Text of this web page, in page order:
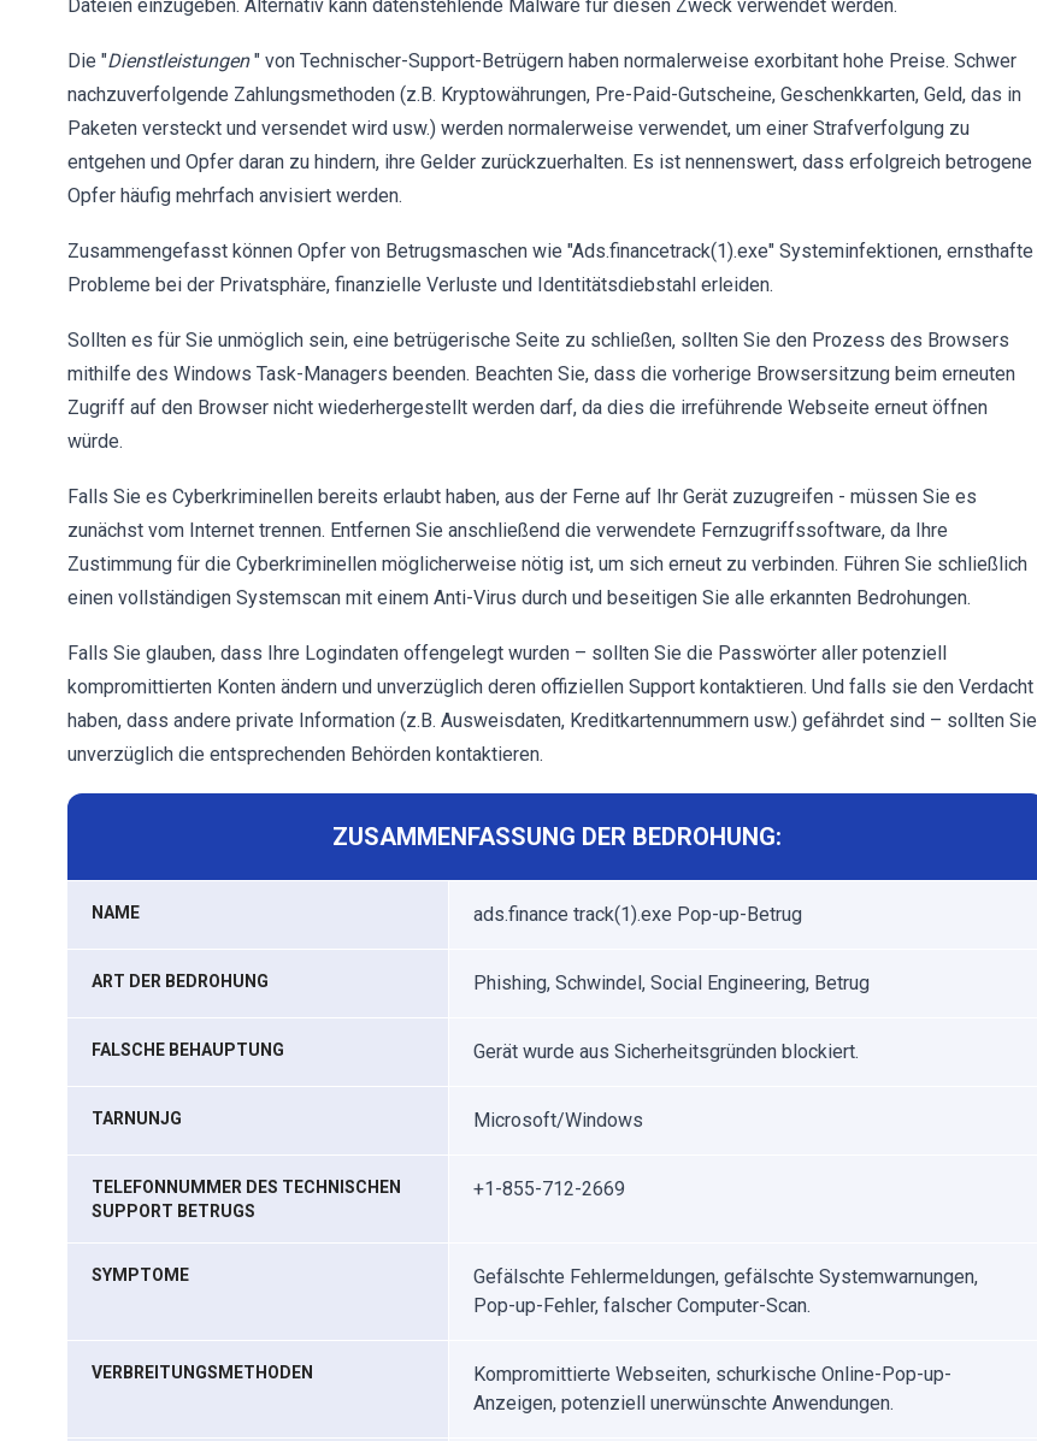
Dateien einzugeben. Alternativ kann datenstehlende Malware für diesen Zweck verwendet werden.
Die "Dienstleistungen " von Technischer-Support-Betrügern haben normalerweise exorbitant hohe Preise. Schwer
nachzuverfolgende Zahlungsmethoden (z.B. Kryptowährungen, Pre-Paid-Gutscheine, Geschenkkarten, Geld, das in
Paketen versteckt und versendet wird usw.) werden normalerweise verwendet, um einer Strafverfolgung zu
entgehen und Opfer daran zu hindern, ihre Gelder zurückzuerhalten. Es ist nennenswert, dass erfolgreich betrogene
Opfer häufig mehrfach anvisiert werden.
Zusammengefasst können Opfer von Betrugsmaschen wie "Ads.financetrack(1).exe" Systeminfektionen, ernsthafte
Probleme bei der Privatsphäre, finanzielle Verluste und Identitätsdiebstahl erleiden.
Sollten es für Sie unmöglich sein, eine betrügerische Seite zu schließen, sollten Sie den Prozess des Browsers
mithilfe des Windows Task-Managers beenden. Beachten Sie, dass die vorherige Browsersitzung beim erneuten
Zugriff auf den Browser nicht wiederhergestellt werden darf, da dies die irreführende Webseite erneut öffnen
würde.
Falls Sie es Cyberkriminellen bereits erlaubt haben, aus der Ferne auf Ihr Gerät zuzugreifen - müssen Sie es
zunächst vom Internet trennen. Entfernen Sie anschließend die verwendete Fernzugriffssoftware, da Ihre
Zustimmung für die Cyberkriminellen möglicherweise nötig ist, um sich erneut zu verbinden. Führen Sie schließlich
einen vollständigen Systemscan mit einem Anti-Virus durch und beseitigen Sie alle erkannten Bedrohungen.
Falls Sie glauben, dass Ihre Logindaten offengelegt wurden – sollten Sie die Passwörter aller potenziell
kompromittierten Konten ändern und unverzüglich deren offiziellen Support kontaktieren. Und falls sie den Verdacht
haben, dass andere private Information (z.B. Ausweisdaten, Kreditkartennummern usw.) gefährdet sind – sollten Sie
unverzüglich die entsprechenden Behörden kontaktieren.
ZUSAMMENFASSUNG DER BEDROHUNG:
NAME ads.finance track(1).exe Pop-up-Betrug
ART DER BEDROHUNG Phishing, Schwindel, Social Engineering, Betrug
FALSCHE BEHAUPTUNG Gerät wurde aus Sicherheitsgründen blockiert.
TARNUNJG Microsoft/Windows
TELEFONNUMMER DES TECHNISCHEN
SUPPORT BETRUGS
+1-855-712-2669
SYMPTOME
Gefälschte Fehlermeldungen, gefälschte Systemwarnungen,
Pop-up-Fehler, falscher Computer-Scan.
VERBREITUNGSMETHODEN
Kompromittierte Webseiten, schurkische Online-Pop-up-
Anzeigen, potenziell unerwünschte Anwendungen.